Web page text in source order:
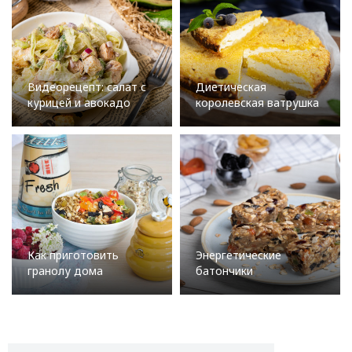
Видеорецепт: салат с
курицей и авокадо
Диетическая
королевская ватрушка
Как приготовить
гранолу дома
Энергетические
батончики